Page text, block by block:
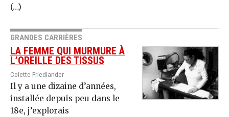
(…)
GRANDES CARRIÈRES
LA FEMME QUI MURMURE À
L’OREILLE DES TISSUS
Colette Friedlander
Il y a une dizaine d’années,
installée depuis peu dans le
18e, j’explorais